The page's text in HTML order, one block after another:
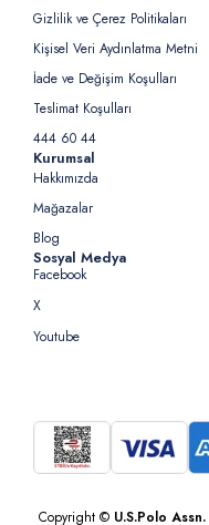
Gizlilik ve Çerez Politikaları
Kişisel Veri Aydınlatma Metni
İade ve Değişim Koşulları
Teslimat Koşulları
444 60 44
Kurumsal
Hakkımızda
Mağazalar
Blog
Sosyal Medya
Facebook
X
Youtube
Copyright © U.S.Polo Assn.